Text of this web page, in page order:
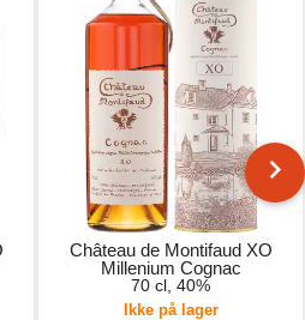
Château de Montifaud XO
Millenium Cognac
70 cl, 40%
Ikke på lager